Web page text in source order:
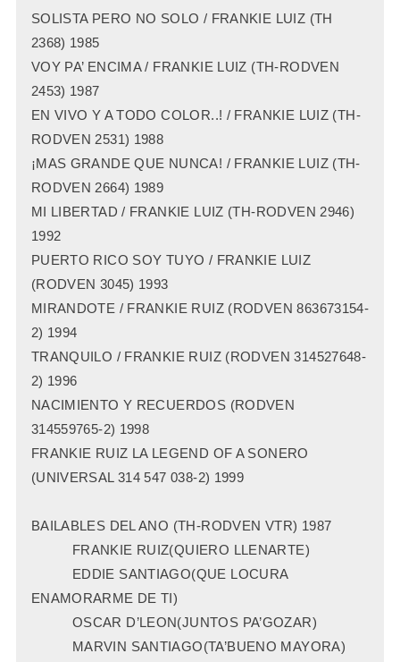
SOLISTA PERO NO SOLO / FRANKIE LUIZ (TH
2368) 1985
VOY PA’ ENCIMA / FRANKIE LUIZ (TH-RODVEN
2453) 1987
EN VIVO Y A TODO COLOR..! / FRANKIE LUIZ (TH-
RODVEN 2531) 1988
¡MAS GRANDE QUE NUNCA! / FRANKIE LUIZ (TH-
RODVEN 2664) 1989
MI LIBERTAD / FRANKIE LUIZ (TH-RODVEN 2946)
1992
PUERTO RICO SOY TUYO / FRANKIE LUIZ
(RODVEN 3045) 1993
MIRANDOTE / FRANKIE RUIZ (RODVEN 863673154-
2) 1994
TRANQUILO / FRANKIE RUIZ (RODVEN 314527648-
2) 1996
NACIMIENTO Y RECUERDOS (RODVEN
314559765-2) 1998
FRANKIE RUIZ LA LEGEND OF A SONERO
(UNIVERSAL 314 547 038-2) 1999
BAILABLES DEL ANO (TH-RODVEN VTR) 1987
FRANKIE RUIZ(QUIERO LLENARTE)
EDDIE SANTIAGO(QUE LOCURA
ENAMORARME DE TI)
OSCAR D’LEON(JUNTOS PA’GOZAR)
MARVIN SANTIAGO(TA’BUENO MAYORA)